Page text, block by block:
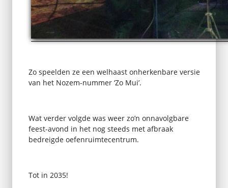
Zo speelden ze een welhaast onherkenbare versie
van het Nozem-nummer ‘Zo Mui’.
Wat verder volgde was weer zo’n onnavolgbare
feest-avond in het nog steeds met afbraak
bedreigde oefenruimtecentrum.
Tot in 2035!